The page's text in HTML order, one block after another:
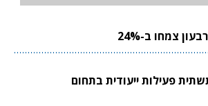
צמחו ב-24%
פעילות ייעודית בתחום